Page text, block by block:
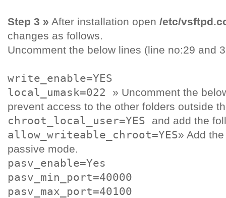
Step 3 » After installation open /etc/
changes as follows.
Uncomment the below lines (line no:29 and
write_enable=YES
local_umask=022 » Uncomment the
prevent access to the other folders outside
chroot_local_user=YES and add the
allow_writeable_chroot=YES» Add
passive mode.
pasv_enable=Yes
pasv_min_port=40000
pasv_max_port=40100